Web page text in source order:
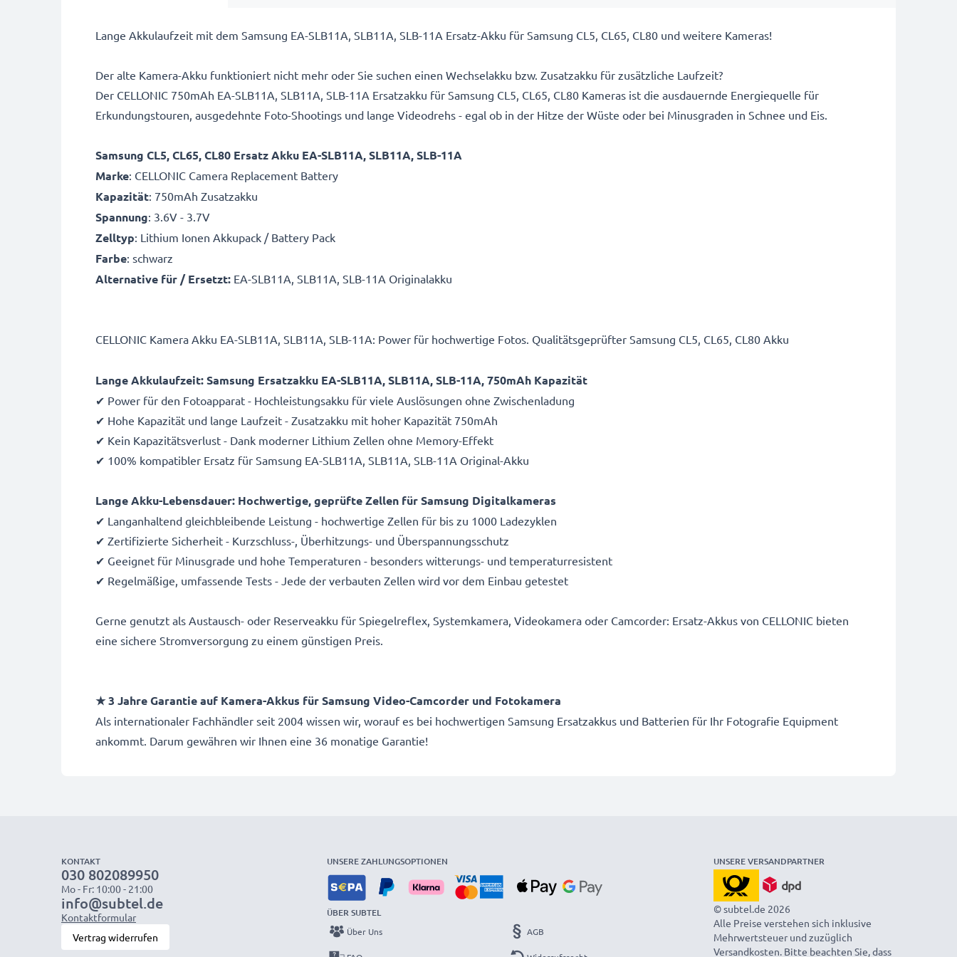
Lange Akkulaufzeit mit dem Samsung EA-SLB11A, SLB11A, SLB-11A Ersatz-Akku für Samsung CL5, CL65, CL80 und weitere Kameras!
Der alte Kamera-Akku funktioniert nicht mehr oder Sie suchen einen Wechselakku bzw. Zusatzakku für zusätzliche Laufzeit?
Der CELLONIC 750mAh EA-SLB11A, SLB11A, SLB-11A Ersatzakku für Samsung CL5, CL65, CL80 Kameras ist die ausdauernde Energiequelle für
Erkundungstouren, ausgedehnte Foto-Shootings und lange Videodrehs - egal ob in der Hitze der Wüste oder bei Minusgraden in Schnee und Eis.
Samsung CL5, CL65, CL80 Ersatz Akku EA-SLB11A, SLB11A, SLB-11A
Marke: CELLONIC Camera Replacement Battery
Kapazität: 750mAh Zusatzakku
Spannung: 3.6V - 3.7V
Zelltyp: Lithium Ionen Akkupack / Battery Pack
Farbe: schwarz
Alternative für / Ersetzt: EA-SLB11A, SLB11A, SLB-11A Originalakku
CELLONIC Kamera Akku EA-SLB11A, SLB11A, SLB-11A: Power für hochwertige Fotos. Qualitätsgeprüfter Samsung CL5, CL65, CL80 Akku
Lange Akkulaufzeit: Samsung Ersatzakku EA-SLB11A, SLB11A, SLB-11A, 750mAh Kapazität
✔ Power für den Fotoapparat - Hochleistungsakku für viele Auslösungen ohne Zwischenladung
✔ Hohe Kapazität und lange Laufzeit - Zusatzakku mit hoher Kapazität 750mAh
✔ Kein Kapazitätsverlust - Dank moderner Lithium Zellen ohne Memory-Effekt
✔ 100% kompatibler Ersatz für Samsung EA-SLB11A, SLB11A, SLB-11A Original-Akku
Lange Akku-Lebensdauer: Hochwertige, geprüfte Zellen für Samsung Digitalkameras
✔ Langanhaltend gleichbleibende Leistung - hochwertige Zellen für bis zu 1000 Ladezyklen
✔ Zertifizierte Sicherheit - Kurzschluss-, Überhitzungs- und Überspannungsschutz
✔ Geeignet für Minusgrade und hohe Temperaturen - besonders witterungs- und temperaturresistent
✔ Regelmäßige, umfassende Tests - Jede der verbauten Zellen wird vor dem Einbau getestet
Gerne genutzt als Austausch- oder Reserveakku für Spiegelreflex, Systemkamera, Videokamera oder Camcorder: Ersatz-Akkus von CELLONIC bieten
eine sichere Stromversorgung zu einem günstigen Preis.
★ 3 Jahre Garantie auf Kamera-Akkus für Samsung Video-Camcorder und Fotokamera
Als internationaler Fachhändler seit 2004 wissen wir, worauf es bei hochwertigen Samsung Ersatzakkus und Batterien für Ihr Fotografie Equipment
ankommt. Darum gewähren wir Ihnen eine 36 monatige Garantie!
KONTAKT
030 802089950
Mo - Fr: 10:00 - 21:00
info@subtel.de
Kontaktformular
Vertrag widerrufen
UNSERE ZAHLUNGSOPTIONEN
ÜBER SUBTEL
Über Uns AGB
UNSERE VERSANDPARTNER
© subtel.de 2026
Alle Preise verstehen sich inklusive
Mehrwertsteuer und zuzüglich
Versandkosten. Bitte beachten Sie, dass